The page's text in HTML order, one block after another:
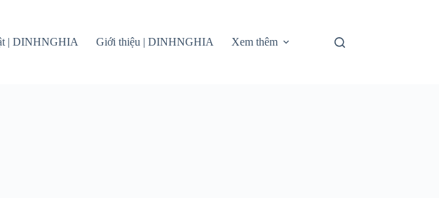
| DINHNGHIA Giới thiệu | DINHNGHIA Xem thêm